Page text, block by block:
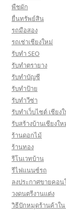
พืชผัก
ยื่นทรัพย์สิน
รถมือสอง
รถเช่าเชียงใหม่
รับทำ SEO
รับทำตรายาง
รับทำบัญชี
รับทำป้าย
รับทำวีซ่า
รับทำเว็บไซต์ เชียง
รับสร้างบ้านเชียงให
ร้านดอกไม้
ร้านทอง
รีโนเวทบ้าน
รีไฟแนนซ์รถ
ลงประกาศขายคอน
วงดนตรีงานแต่ง
วิธีปักหมุดร้านค้าใน